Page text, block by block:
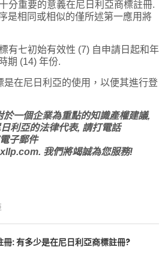
分重要的意義在尼日利亞商標註冊.
是相同或相似的僅所述第一應用將
有七初始有效性 (7) 自申請日起和年
期 (14) 年份.
是在尼日利亞的使用，以便其進行登
一個企業為重點的知識產權建議,
利亞的法律代表, 請打電話
子郵件
我們將竭誠為您服務!
冊: 有多少是在尼日利亞商標註冊?